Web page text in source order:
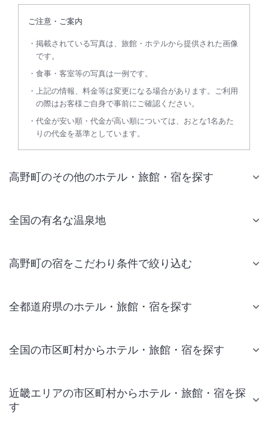
ご注意・ご案内
掲載されている写真は、旅館・ホテルから提供された画像
です。
食事・客室等の写真は一例です。
上記の情報、料金等は変更になる場合があります。ご利用
の際はお客様ご自身で事前にご確認ください。
代金が安い順・代金が高い順については、おとな1名あた
りの代金を基準としています。
高野町のその他のホテル・旅館・宿を探す
全国の有名な温泉地
高野町の宿をこだわり条件で絞り込む
全都道府県のホテル・旅館・宿を探す
全国の市区町村からホテル・旅館・宿を探す
近畿エリアの市区町村からホテル・旅館・宿を探
す